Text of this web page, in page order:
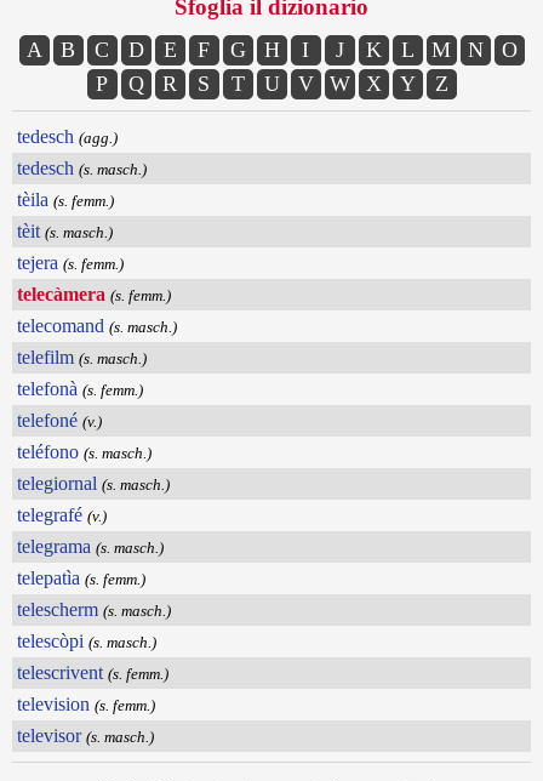
Sfoglia il dizionario
A B C D E F G H I J K L M N
O
P
Q R S T U V W X Y Z
tedesch (agg.)
tedesch (s. masch.)
tèila (s. femm.)
tèit (s. masch.)
tejera (s. femm.)
telecàmera (s. femm.)
telecomand (s. masch.)
telefilm (s. masch.)
telefonà (s. femm.)
telefoné (v.)
teléfono (s. masch.)
telegiornal (s. masch.)
telegrafé (v.)
telegrama (s. masch.)
telepatìa (s. femm.)
telescherm (s. masch.)
telescòpi (s. masch.)
telescrivent (s. femm.)
television (s. femm.)
televisor (s. masch.)